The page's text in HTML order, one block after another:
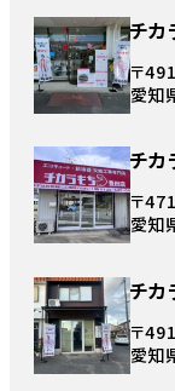
チカ
〒
愛知
チカ
〒
愛知
チカ
〒
愛知